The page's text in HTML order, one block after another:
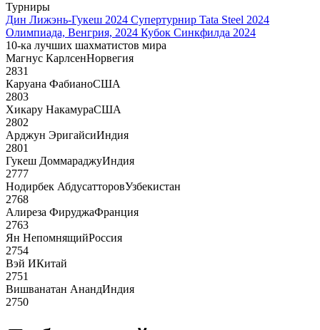
Турниры
Дин Лижэнь-Гукеш 2024 Супертурнир Tata Steel 2024
Олимпиада, Венгрия, 2024 Кубок Синкфилда 2024
10-ка лучших шахматистов мира
Магнус КарлсенНорвегия
2831
Каруана ФабианоСША
2803
Хикару НакамураСША
2802
Арджун ЭригайсиИндия
2801
Гукеш ДоммараджуИндия
2777
Нодирбек АбдусатторовУзбекистан
2768
Алиреза ФируджаФранция
2763
Ян НепомнящийРоссия
2754
Вэй ИКитай
2751
Вишванатан АнандИндия
2750